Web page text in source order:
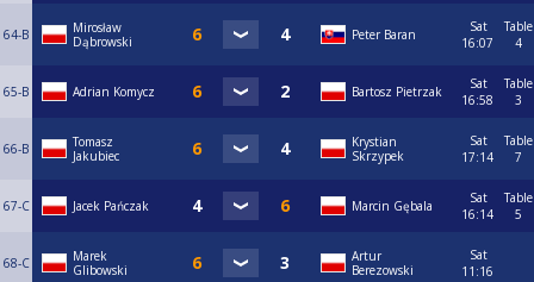
64-B
Mirosław
Dąbrowski
Peter Baran
Sat
16:07
Table
4
65-B Adrian Komycz Bartosz Pietrzak
Sat
16:58
Table
3
66-B
Tomasz
Jakubiec
Krystian
Skrzypek
Sat
17:14
Table
7
67-C Jacek Pańczak Marcin Gębala
Sat
16:14
Table
5
68-C
Marek
Glibowski
Artur
Berezowski
Sat
11:16